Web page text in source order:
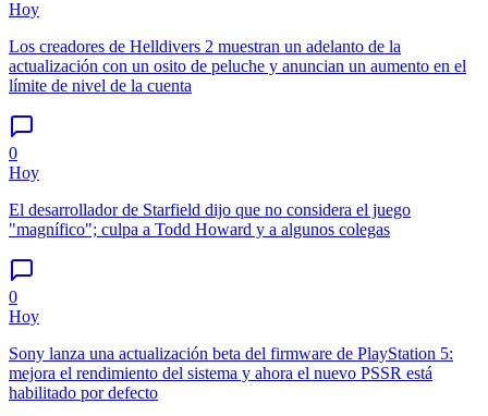
Hoy
Los creadores de Helldivers 2 muestran un adelanto de la
actualización con un osito de peluche y anuncian un aumento en el
límite de nivel de la cuenta
0
Hoy
El desarrollador de Starfield dijo que no considera el juego
"magnífico"; culpa a Todd Howard y a algunos colegas
0
Hoy
Sony lanza una actualización beta del firmware de PlayStation 5:
mejora el rendimiento del sistema y ahora el nuevo PSSR está
habilitado por defecto